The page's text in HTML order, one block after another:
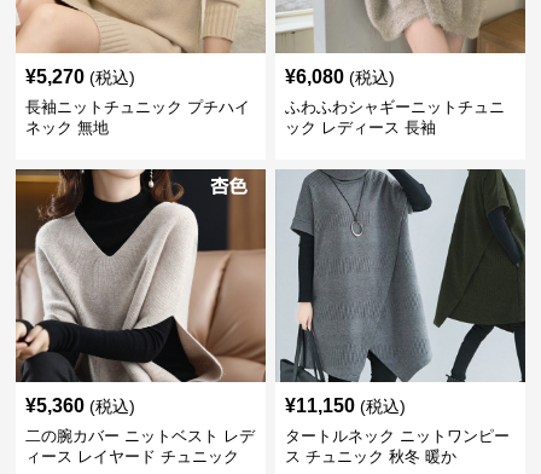
¥5,270 (税込)
長袖ニットチュニック プチハイ
ネック 無地
¥6,080 (税込)
ふわふわシャギーニットチュニ
ック レディース 長袖
¥5,360 (税込)
二の腕カバー ニットベスト レデ
ィース レイヤード チュニック
¥11,150 (税込)
タートルネック ニットワンピー
ス チュニック 秋冬 暖か